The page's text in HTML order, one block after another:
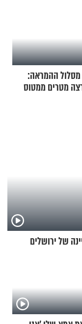
מסלול ההמראה:
מטרים ממטוס
של ירושלים